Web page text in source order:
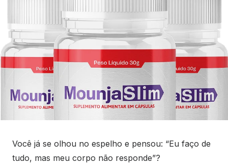
Você já se olhou no espelho e pensou: “Eu faço de
tudo, mas meu corpo não responde”?